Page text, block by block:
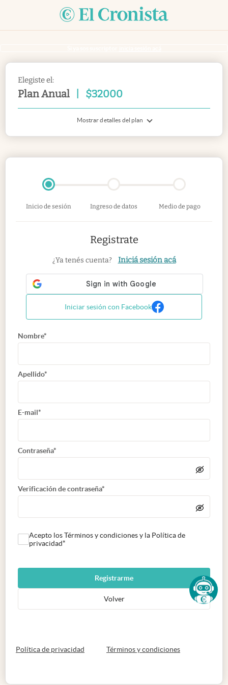
Elegiste el:
Plan Anual $32000
Mostrar detalles del plan
Inicio de sesión Ingreso de datos Medio de pago
Registrate
¿Ya tenés cuenta? Iniciá sesión acá
Iniciar sesión con Facebook
Nombre*
Apellido*
E-mail*
Contraseña*
Verificación de contraseña*
Acepto los Términos y condiciones y la Política de
privacidad*
Registrarme
Volver
Política de privacidad abre en nueva pestaña
Términos y condicionesabre en nueva